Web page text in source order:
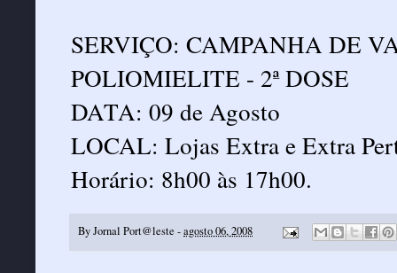
SERVIÇO: CAMPANHA DE
POLIOMIELITE - 2ª DOSE
DATA: 09 de Agosto
LOCAL: Lojas Extra e Extra
Horário: 8h00 às 17h00.
ByJornal Port@leste -agosto 06, 2008